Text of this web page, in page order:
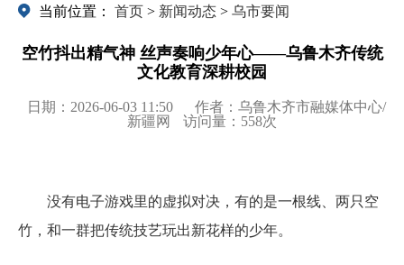
当前位置： 首页 > 新闻动态 > 乌市要闻
空竹抖出精气神 丝声奏响少年心——乌鲁木齐传统
文化教育深耕校园
日期：2026-06-03 11:50
作者：乌鲁木齐市融媒体中心/
新疆网
访问量： 558次
没有电子游戏里的虚拟对决，有的是一根线、两只空
竹，和一群把传统技艺玩出新花样的少年。